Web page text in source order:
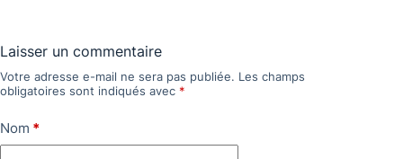
Laisser un commentaire
Votre adresse e-mail ne sera pas publiée. Les champs
obligatoires sont indiqués avec *
Nom *